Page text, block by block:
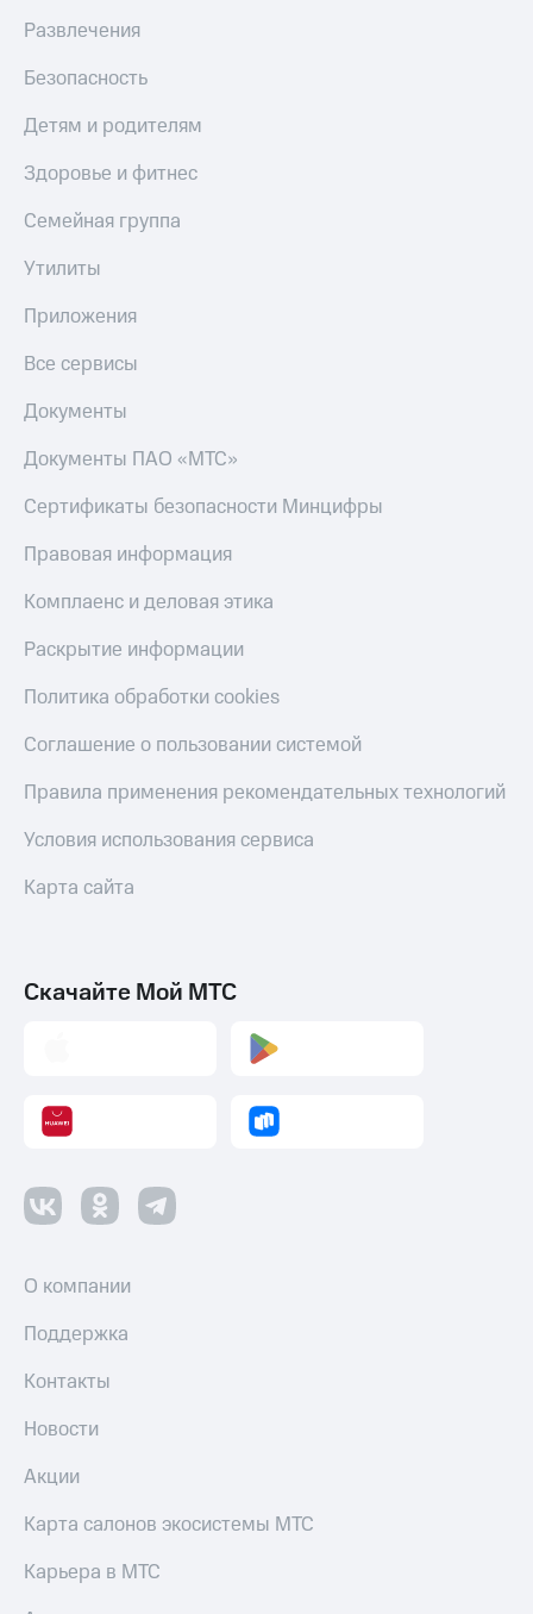
Развлечения
Безопасность
Детям и родителям
Здоровье и фитнес
Семейная группа
Утилиты
Приложения
Все сервисы
Документы
Документы ПАО «МТС»
Сертификаты безопасности Минцифры
Правовая информация
Комплаенс и деловая этика
Раскрытие информации
Политика обработки cookies
Соглашение о пользовании системой
Правила применения рекомендательных технологий
Условия использования сервиса
Карта сайта
Скачайте Мой МТС
О компании
Поддержка
Контакты
Новости
Акции
Карта салонов экосистемы МТС
Карьера в МТС